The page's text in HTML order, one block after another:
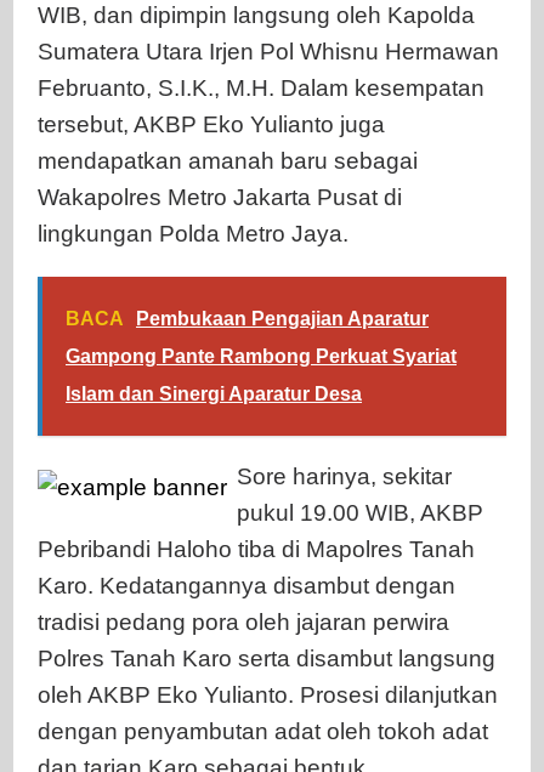
WIB, dan dipimpin langsung oleh Kapolda
Sumatera Utara Irjen Pol Whisnu Hermawan
Februanto, S.I.K., M.H. Dalam kesempatan
tersebut, AKBP Eko Yulianto juga
mendapatkan amanah baru sebagai
Wakapolres Metro Jakarta Pusat di
lingkungan Polda Metro Jaya.
BACA
Pembukaan Pengajian Aparatur
Gampong Pante Rambong Perkuat Syariat
Islam dan Sinergi Aparatur Desa
Sore harinya, sekitar
pukul 19.00 WIB, AKBP
Pebribandi Haloho tiba di Mapolres Tanah
Karo. Kedatangannya disambut dengan
tradisi pedang pora oleh jajaran perwira
Polres Tanah Karo serta disambut langsung
oleh AKBP Eko Yulianto. Prosesi dilanjutkan
dengan penyambutan adat oleh tokoh adat